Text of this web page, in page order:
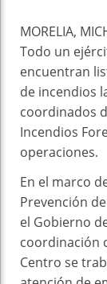
MORELIA,
Todo un
encuentran
de incendios
coordinados
Incendios
operaciones.
En el marco
Prevención
el Gobierno
coordinación
Centro se